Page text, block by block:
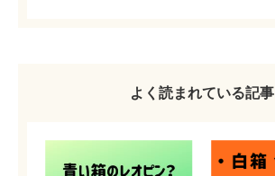
よく読まれている記事